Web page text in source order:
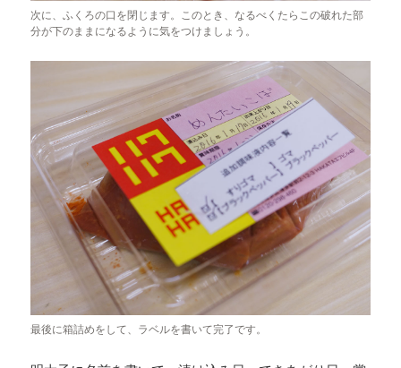
次に、ふくろの口を閉じます。このとき、なるべくたらこの破れた部
分が下のままになるように気をつけましょう。
最後に箱詰めをして、ラベルを書いて完了です。